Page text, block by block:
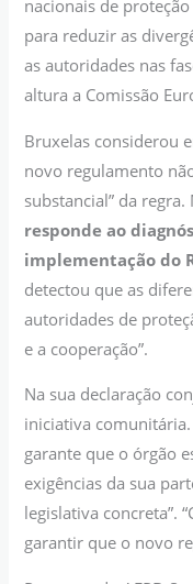
nacionais de
para reduzir as
as autoridades nas
altura a Comissão
Bruxelas considerou
novo regulamento
substancial” da
responde ao
implementação do
detectou que as
autoridades de
e a cooperação”.
Na sua declaração
iniciativa
garante que o órgão
exigências da sua
legislativa concreta”.
garantir que o novo